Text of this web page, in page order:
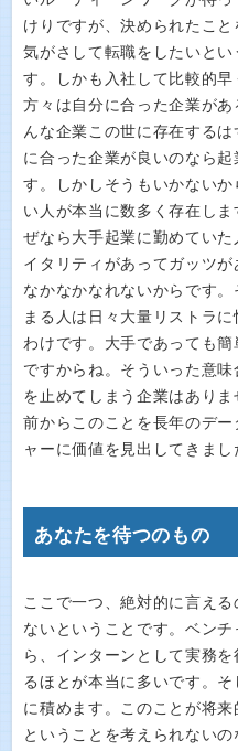
けりですが、決められたこ
気がさして転職をしたいと
す。しかも入社して比較的
方々は自分に合った企業が
んな企業この世に存在する
に合った企業が良いのなら
す。しかしそうもいかない
い人が本当に数多く存在し
ぜなら大手起業に勤めてい
イタリティがあってガッツ
なかなかなれないからです
まる人は日々大量リストラ
わけです。大手であっても
ですからね。そういった意
を止めてしまう企業はあり
前からこのことを長年のデ
ャーに価値を見出してきまし
あなたを待つのもの
ここで一つ、絶対的に言え
ないということです。ベン
ら、インターンとして実務
るほとが本当に多いです。
に積めます。このことが将
ということを考えられない